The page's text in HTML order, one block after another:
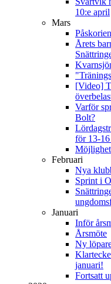
10:e april
Mars
Årets
[Video]
Varför
Bolt?
för 13-
Februari
Nya
Sprint i
Januari
Inför
Årsmöte
Ny
januari!
Fortsatt